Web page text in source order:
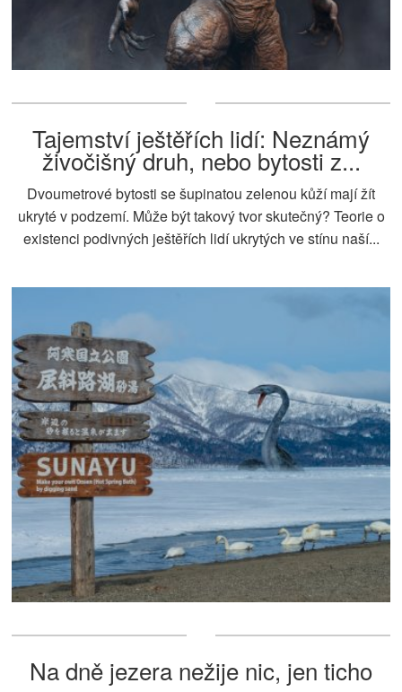
Tajemství ještěřích lidí: Neznámý
živočišný druh, nebo bytosti z...
Dvoumetrové bytosti se šupinatou zelenou kůží mají žít
ukryté v podzemí. Může být takový tvor skutečný? Teorie o
existenci podivných ještěřích lidí ukrytých ve stínu naší...
Na dně jezera nežije nic, jen ticho